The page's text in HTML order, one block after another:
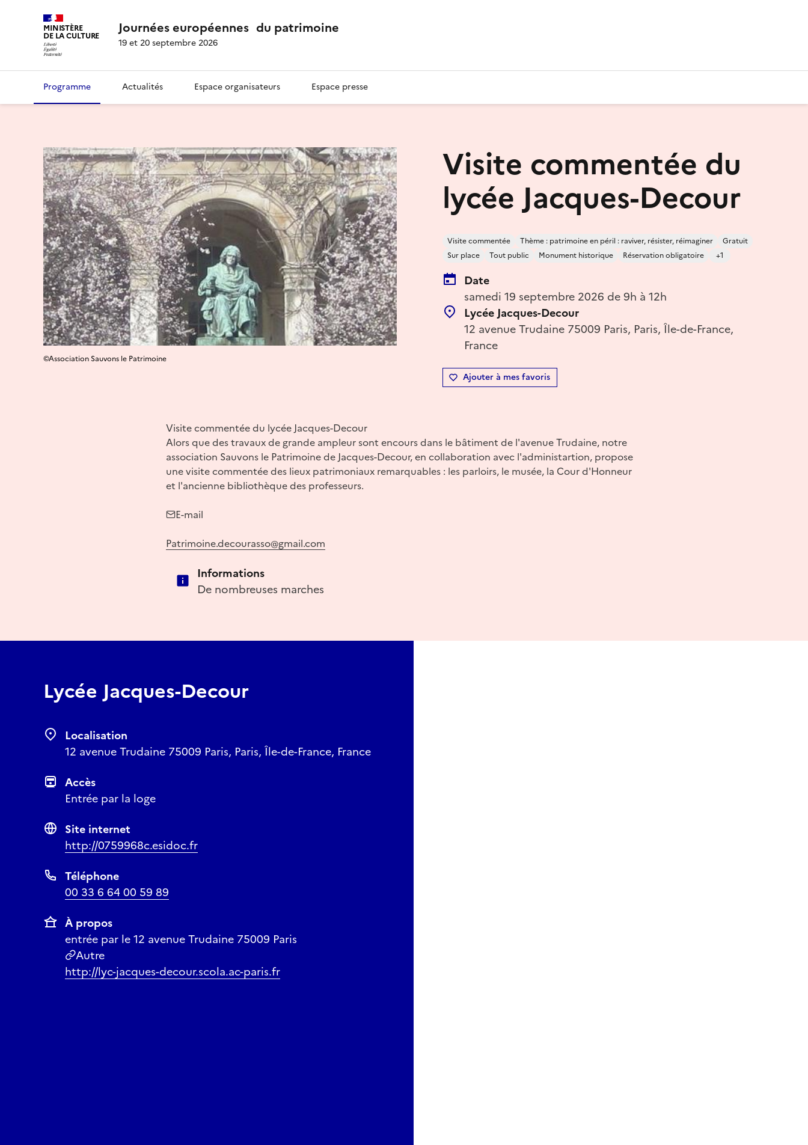
MINISTÈRE
DE LA CULTURE Journées européennes du patrimoine
19 et 20 septembre 2026
Programme Actualités Espace organisateurs Espace presse
Visite commentée du
lycée Jacques-Decour
Visite commentée Thème : patrimoine en péril : raviver, résister, réimaginer
Gratuit
Sur place
Tout public Monument historique Réservation obligatoire +1
Date
samedi 19 septembre 2026 de 9h à 12h
Lycée Jacques-Decour
12 avenue Trudaine 75009 Paris, Paris, Île-de-France,
France
Ajouter à mes favoris
©Association Sauvons le Patrimoine
Visite commentée du lycée Jacques-Decour
Alors que des travaux de grande ampleur sont encours dans le bâtiment de l'avenue Trudaine, notre
association Sauvons le Patrimoine de Jacques-Decour, en collaboration avec l'administartion, propose
une visite commentée des lieux patrimoniaux remarquables : les parloirs, le musée, la Cour d'Honneur
et l'ancienne bibliothèque des professeurs.
E-mail
Patrimoine.decourasso@gmail.com
Informations
De nombreuses marches
Lycée Jacques-Decour
Localisation
12 avenue Trudaine 75009 Paris, Paris, Île-de-France, France
Accès
Entrée par la loge
Site internet
http://0759968c.esidoc.fr
Téléphone
00 33 6 64 00 59 89
À propos
entrée par le 12 avenue Trudaine 75009 Paris
Autre
http://lyc-jacques-decour.scola.ac-paris.fr